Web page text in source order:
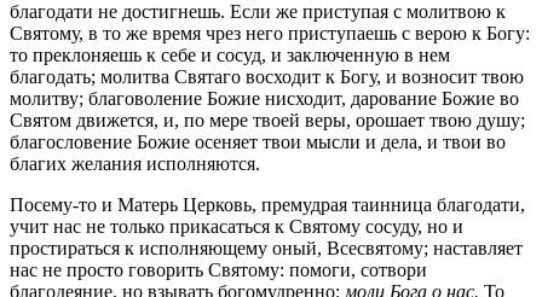
благодати не достигнешь. Если же приступая с молитвою к
Святому, в то же время чрез него приступаешь с верою к Богу:
то преклоняешь к себе и сосуд, и заключенную в нем
благодать; молитва Святаго восходит к Богу, и возносит твою
молитву; благоволение Божие нисходит, дарование Божие во
Святом движется, и, по мере твоей веры, орошает твою душу;
благословение Божие осеняет твои мысли и дела, и твои во
благих желания исполняются.
Посему-то и Матерь Церковь, премудрая таинница благодати,
учит нас не только прикасаться к Святому сосуду, но и
простираться к исполняющему оный, Всесвятому; наставляет
нас не просто говорить Святому: помоги, сотвори
благодеяние, но взывать богомудренно: моли Бога о нас. То